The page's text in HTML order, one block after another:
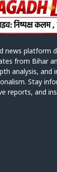
news platform
from Bihar
analysis, and
Stay
reports, and